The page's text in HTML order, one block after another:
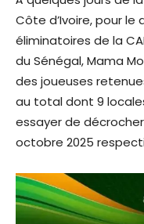
Côte d’Ivoire, pour
éliminatoires de la
du Sénégal, Mama
des joueuses
au total dont 9
essayer de
octobre 2025